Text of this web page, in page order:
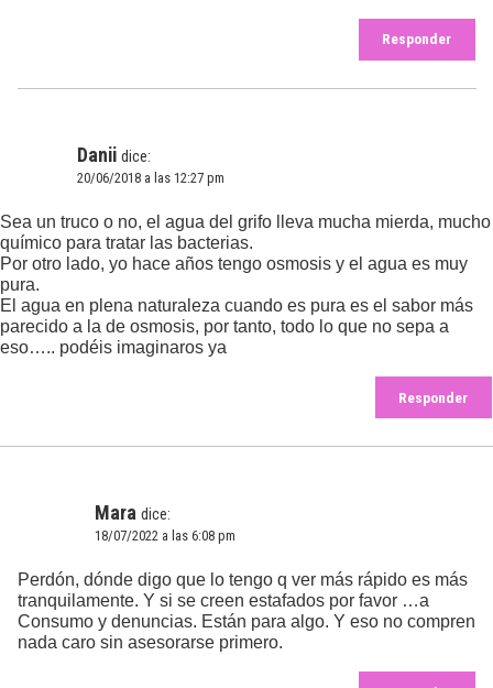
Responder
Danii dice:
20/06/2018 a las 12:27 pm
Sea un truco o no, el agua del grifo lleva mucha mierda, mucho
químico para tratar las bacterias.
Por otro lado, yo hace años tengo osmosis y el agua es muy
pura.
El agua en plena naturaleza cuando es pura es el sabor más
parecido a la de osmosis, por tanto, todo lo que no sepa a
eso….. podéis imaginaros ya
Responder
Mara dice:
18/07/2022 a las 6:08 pm
Perdón, dónde digo que lo tengo q ver más rápido es más
tranquilamente. Y si se creen estafados por favor …a
Consumo y denuncias. Están para algo. Y eso no compren
nada caro sin asesorarse primero.